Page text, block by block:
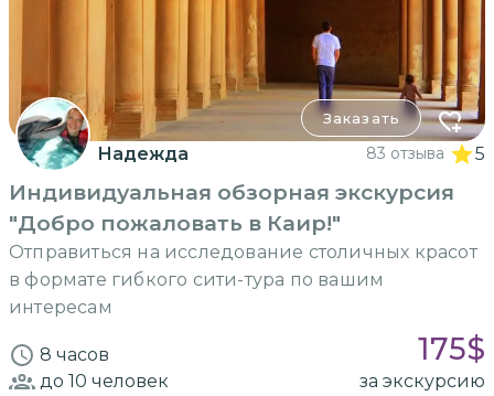
Заказать
Надежда 83 отзыва 5
Индивидуальная обзорная экскурсия
"Добро пожаловать в Каир!"
Отправиться на исследование столичных красот
в формате гибкого сити-тура по вашим
интересам
8 часов 175$
до 10 человек за экскурсию